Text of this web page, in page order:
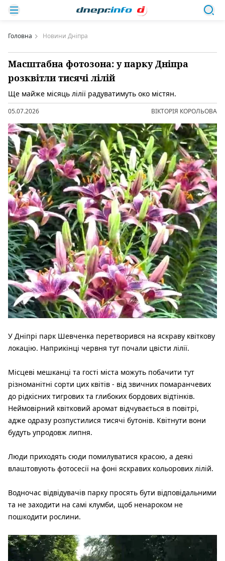
Головна Новини Дніпра
Масштабна фотозона: у парку Дніпра
розквітли тисячі лілій
Ще майже місяць лілії радуватимуть око містян.
05.07.2026 ВІКТОРІЯ КОРОЛЬОВА
У Дніпрі парк Шевченка перетворився на яскраву квіткову
локацію. Наприкінці червня тут почали цвісти лілії.
Місцеві мешканці та гості міста можуть побачити тут
різноманітні сорти цих квітів - від звичних помаранчевих
до рідкісних тигрових та глибоких бордових відтінків.
Неймовірний квітковий аромат відчувається в повітрі,
адже одразу розпустилися тисячі бутонів. Квітнути вони
будуть упродовж липня.
Люди приходять сюди помилуватися красою, а деякі
влаштовують фотосесії на фоні яскравих кольорових лілій.
Водночас відвідувачів парку просять бути відповідальними
та не заходити на самі клумби, щоб ненароком не
пошкодити рослини.